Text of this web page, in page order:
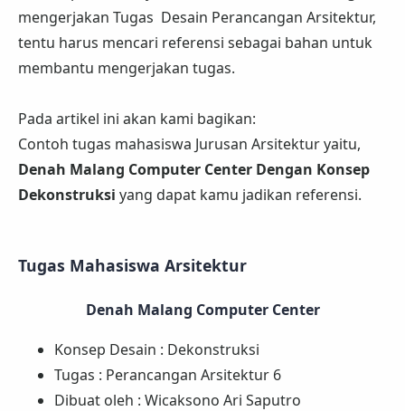
mengerjakan Tugas Desain Perancangan Arsitektur,
tentu harus mencari referensi sebagai bahan untuk
membantu mengerjakan tugas.
Pada artikel ini akan kami bagikan:
Contoh tugas mahasiswa Jurusan Arsitektur yaitu,
Denah Malang Computer Center Dengan Konsep
Dekonstruksi yang dapat kamu jadikan referensi.
Tugas Mahasiswa Arsitektur
Denah Malang Computer Center
Konsep Desain : Dekonstruksi
Tugas : Perancangan Arsitektur 6
Dibuat oleh : Wicaksono Ari Saputro